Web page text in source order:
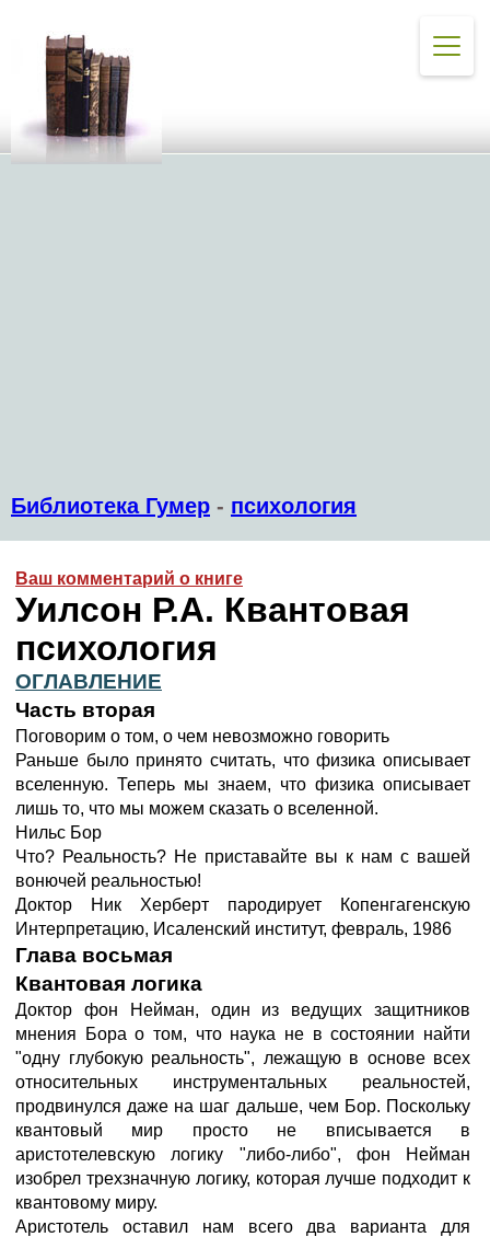
Библиотека Гумер - психология
Ваш комментарий о книге
Уилсон Р.А. Квантовая
психология
ОГЛАВЛЕНИЕ
Часть вторая
Поговорим о том, о чем невозможно говорить
Раньше было принято считать, что физика описывает
вселенную. Теперь мы знаем, что физика описывает
лишь то, что мы можем сказать о вселенной.
Нильс Бор
Что? Реальность? Не приставайте вы к нам с вашей
вонючей реальностью!
Доктор Ник Херберт пародирует Копенгагенскую
Интерпретацию, Исаленский институт, февраль, 1986
Глава восьмая
Квантовая логика
Доктор фон Нейман, один из ведущих защитников
мнения Бора о том, что наука не в состоянии найти
"одну глубокую реальность", лежащую в основе всех
относительных инструментальных реальностей,
продвинулся даже на шаг дальше, чем Бор. Поскольку
квантовый мир просто не вписывается в
аристотелевскую логику "либо-либо", фон Нейман
изобрел трехзначную логику, которая лучше подходит к
квантовому миру.
Аристотель оставил нам всего два варианта для